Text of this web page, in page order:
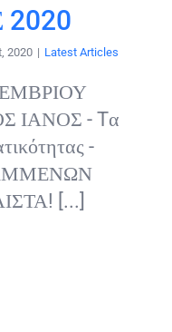
2020 | Latest Articles
ΙΑΝΟΣ - Tα
-
[...]